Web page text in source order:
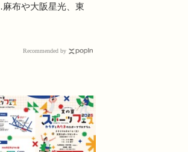
布や大阪星光、東
Recommended by